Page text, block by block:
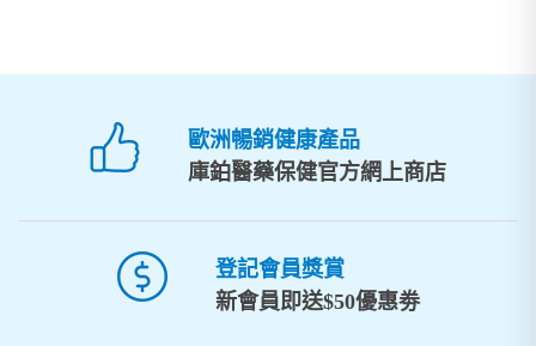
歐洲暢銷健康產品
庫鉑醫藥保健官方網上商店
登記會員獎賞
新會員即送$50優惠劵